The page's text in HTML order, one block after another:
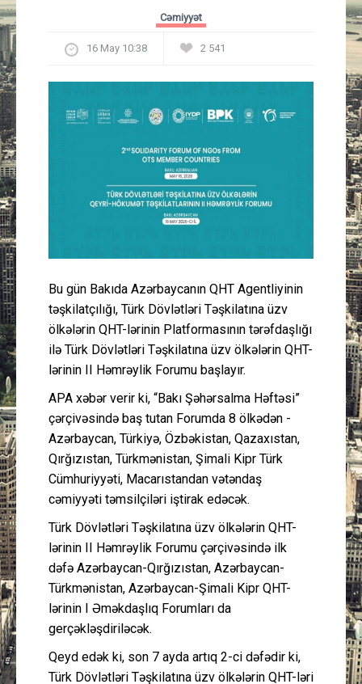
Güney Azərbaycan
Gündəm
Cəmiyyət
Peşə etikası
Cəmiyyət
16 May 10:38 2 541
Bu gün Bakıda Azərbaycanın QHT Agentliyinin
təşkilatçılığı, Türk Dövlətləri Təşkilatına üzv
ölkələrin QHT-lərinin Platformasının tərəfdaşlığı
ilə Türk Dövlətləri Təşkilatına üzv ölkələrin QHT-
lərinin II Həmrəylik Forumu başlayır.
APA xəbər verir ki, “Bakı Şəhərsalma Həftəsi”
çərçivəsində baş tutan Forumda 8 ölkədən -
Azərbaycan, Türkiyə, Özbəkistan, Qazaxıstan,
Qırğızıstan, Türkmənistan, Şimali Kipr Türk
Cümhuriyyəti, Macarıstandan vətəndaş
cəmiyyəti təmsilçiləri iştirak edəcək.
Türk Dövlətləri Təşkilatına üzv ölkələrin QHT-
lərinin II Həmrəylik Forumu çərçivəsində ilk
dəfə Azərbaycan-Qırğızıstan, Azərbaycan-
Türkmənistan, Azərbaycan-Şimali Kipr QHT-
lərinin I Əməkdaşlıq Forumları da
gerçəkləşdiriləcək.
Qeyd edək ki, son 7 ayda artıq 2-ci dəfədir ki,
Türk Dövlətləri Təşkilatına üzv ölkələrin QHT-ləri